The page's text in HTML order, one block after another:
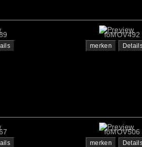
foMOV492
merken
foMOV506
merken